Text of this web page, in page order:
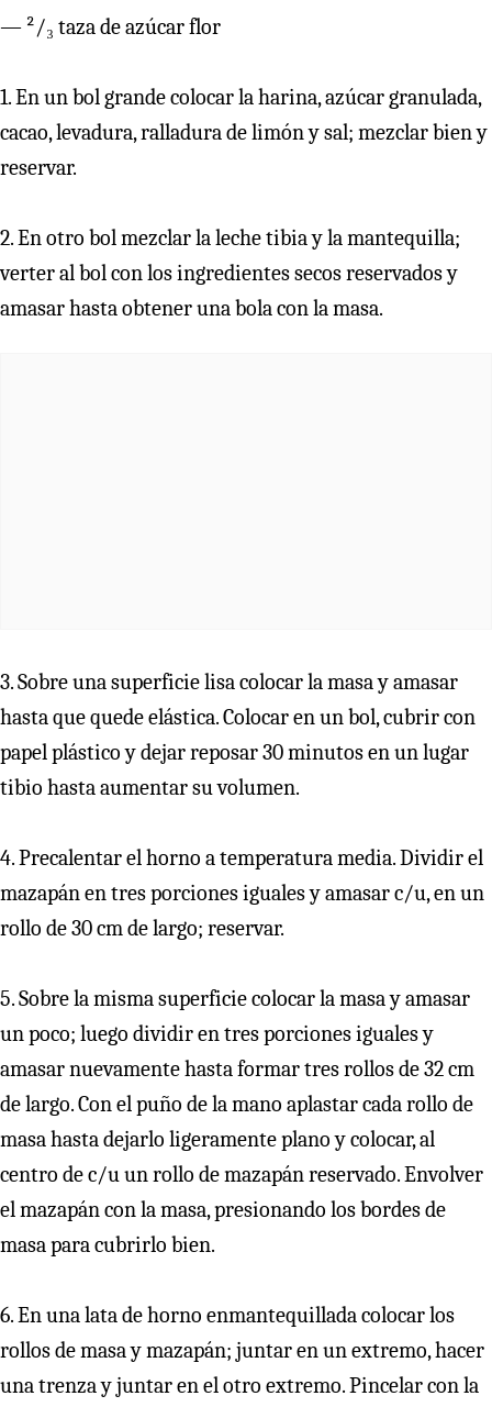
— ²/₃ taza de azúcar flor
1. En un bol grande colocar la harina, azúcar granulada,
cacao, levadura, ralladura de limón y sal; mezclar bien y
reservar.
2. En otro bol mezclar la leche tibia y la mantequilla;
verter al bol con los ingredientes secos reservados y
amasar hasta obtener una bola con la masa.
3. Sobre una superficie lisa colocar la masa y amasar
hasta que quede elástica. Colocar en un bol, cubrir con
papel plástico y dejar reposar 30 minutos en un lugar
tibio hasta aumentar su volumen.
4. Precalentar el horno a temperatura media. Dividir el
mazapán en tres porciones iguales y amasar c/u, en un
rollo de 30 cm de largo; reservar.
5. Sobre la misma superficie colocar la masa y amasar
un poco; luego dividir en tres porciones iguales y
amasar nuevamente hasta formar tres rollos de 32 cm
de largo. Con el puño de la mano aplastar cada rollo de
masa hasta dejarlo ligeramente plano y colocar, al
centro de c/u un rollo de mazapán reservado. Envolver
el mazapán con la masa, presionando los bordes de
masa para cubrirlo bien.
6. En una lata de horno enmantequillada colocar los
rollos de masa y mazapán; juntar en un extremo, hacer
una trenza y juntar en el otro extremo. Pincelar con la